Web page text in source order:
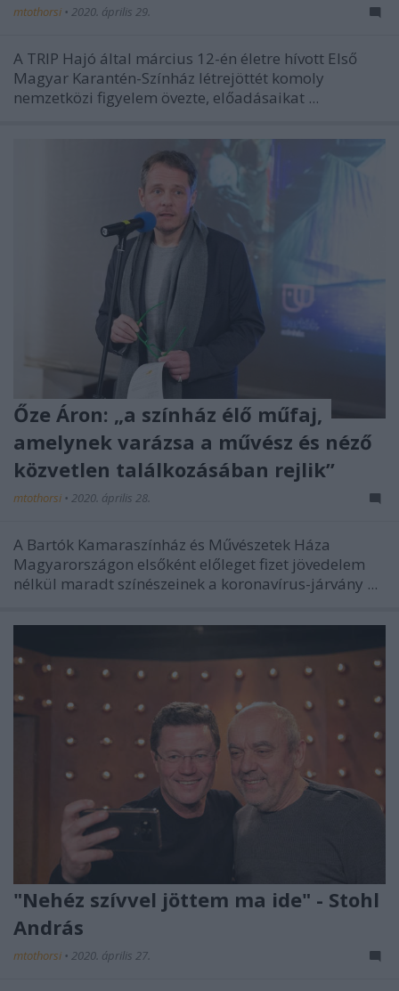
mtothorsi • 2020. április 29.
A TRIP Hajó által március 12-én életre hívott Első
Magyar Karantén-Színház létrejöttét komoly
nemzetközi figyelem övezte, előadásaikat ...
Őze Áron: „a színház élő műfaj,
amelynek varázsa a művész és néző
közvetlen találkozásában rejlik”
mtothorsi • 2020. április 28.
A Bartók Kamaraszínház és Művészetek Háza
Magyarországon elsőként előleget fizet jövedelem
nélkül maradt színészeinek a koronavírus-járvány ...
"Nehéz szívvel jöttem ma ide" - Stohl
András
mtothorsi • 2020. április 27.